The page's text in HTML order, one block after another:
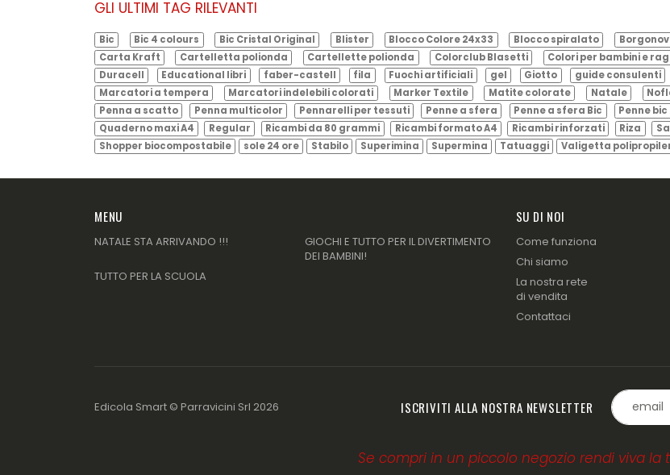
GLI ULTIMI TAG RILEVANTI
Bic Bic 4 colours Bic Cristal Original Blister Blocco Colore 24x33 Blocco spiralato
Carta Kraft
Cartelletta polionda Cartellette polionda Colorclub Blasetti Colori per bambini e
Duracell
Educational libri faber-castell fila Fuochi artificiali gel Giotto guide consulenti
Marcatori a tempera
Marcatori indelebili colorati Marker Textile Matite colorate Natale
Penna a scatto
Penna multicolor Pennarelli per tessuti Penne a sfera Penne a sfera Bic Penne
Quaderno maxi A4
Regular Ricambi da 80 grammi Ricambi formato A4 Ricambi rinforzati Riza
Shopper biocompostabile
sole 24 ore Stabilo Superimina Supermina Tatuaggi Valigetta
MENU
NATALE STA ARRIVANDO !!!
GIOCHI E TUTTO PER IL DIVERTIMENTO
DEI BAMBINI!
TUTTO PER LA SCUOLA
SU DI NOI
Come funziona
Chi siamo
La nostra rete
di vendita
Contattaci
Edicola Smart © Parravicini Srl 2026 ISCRIVITI ALLA NOSTRA NEWSLETTER
Se compri in un piccolo negozio rendi viva la